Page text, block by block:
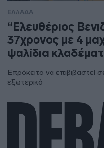
ΕΛΛΑΔΑ
“Ελευθέριος
37χρονος με 4
ψαλίδια
Επρόκειτο να επιβιβαστεί
εξωτερικό